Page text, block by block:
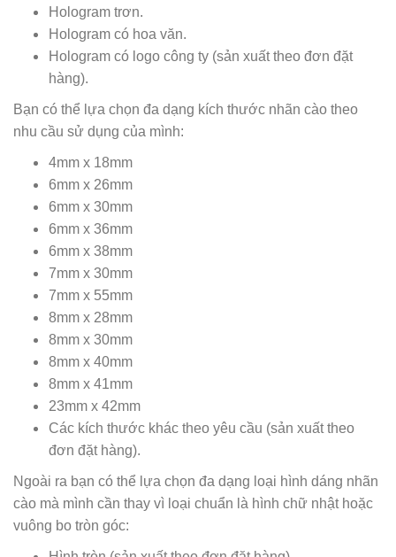
Hologram trơn.
Hologram có hoa văn.
Hologram có logo công ty (sản xuất theo đơn đặt
hàng).
Bạn có thể lựa chọn đa dạng kích thước nhãn cào theo
nhu cầu sử dụng của mình:
4mm x 18mm
6mm x 26mm
6mm x 30mm
6mm x 36mm
6mm x 38mm
7mm x 30mm
7mm x 55mm
8mm x 28mm
8mm x 30mm
8mm x 40mm
8mm x 41mm
23mm x 42mm
Các kích thước khác theo yêu cầu (sản xuất theo
đơn đặt hàng).
Ngoài ra bạn có thể lựa chọn đa dạng loại hình dáng nhãn
cào mà mình cần thay vì loại chuẩn là hình chữ nhật hoặc
vuông bo tròn góc: